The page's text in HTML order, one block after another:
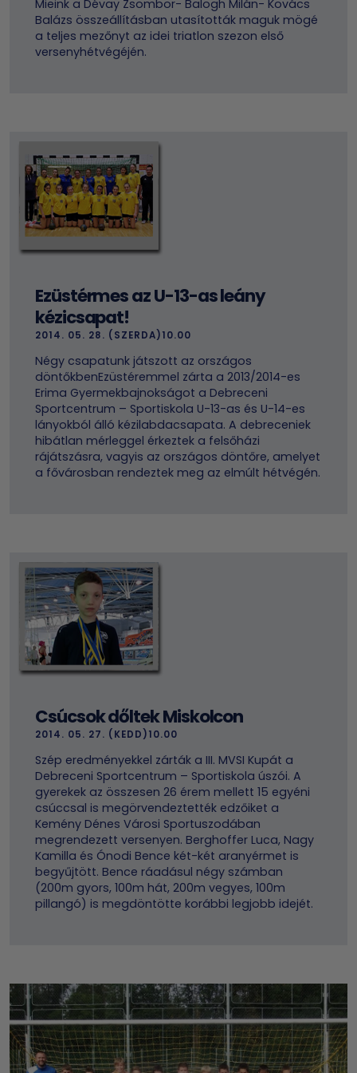
Mieink a Dévay Zsombor- Balogh Milán- Kovács
Balázs összeállításban utasították maguk mögé
a teljes mezőnyt az idei triatlon szezon első
versenyhétvégéjén.
Ezüstérmes az U-13-as leány
kézicsapat!
2014. 05. 28. (SZERDA)10.00
Négy csapatunk játszott az országos
döntőkbenEzüstéremmel zárta a 2013/2014-es
Erima Gyermekbajnokságot a Debreceni
Sportcentrum – Sportiskola U-13-as és U-14-es
lányokból álló kézilabdacsapata. A debreceniek
hibátlan mérleggel érkeztek a felsőházi
rájátszásra, vagyis az országos döntőre, amelyet
a fővárosban rendeztek meg az elmúlt hétvégén.
Csúcsok dőltek Miskolcon
2014. 05. 27. (KEDD)10.00
Szép eredményekkel zárták a III. MVSI Kupát a
Debreceni Sportcentrum – Sportiskola úszói. A
gyerekek az összesen 26 érem mellett 15 egyéni
csúccsal is megörvendeztették edzőiket a
Kemény Dénes Városi Sportuszodában
megrendezett versenyen. Berghoffer Luca, Nagy
Kamilla és Ónodi Bence két-két aranyérmet is
begyűjtött. Bence ráadásul négy számban
(200m gyors, 100m hát, 200m vegyes, 100m
pillangó) is megdöntötte korábbi legjobb idejét.